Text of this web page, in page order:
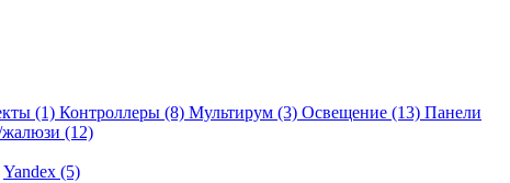
(1) Контроллеры (8) Мультирум (3) Освещение (13) Панели
(12)
Yandex (5)